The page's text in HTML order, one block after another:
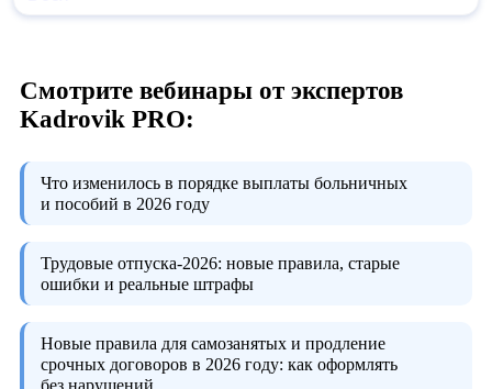
Смотрите вебинары от экспертов
Kadrovik PRO:
Что изменилось в порядке выплаты больничных
и пособий в 2026 году
Трудовые отпуска-2026: новые правила, старые
ошибки и реальные штрафы
Новые правила для самозанятых и продление
срочных договоров в 2026 году: как оформлять
без нарушений